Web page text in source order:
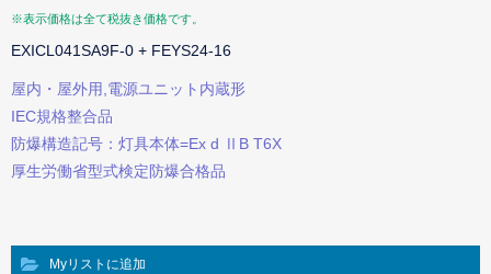
※表示価格は全て税抜き価格です。
EXICL041SA9F-0 + FEYS24-16
屋内・屋外用,電源ユニット内蔵形
IEC規格整合品
防爆構造記号：灯具本体=Ex d ⅡB T6X
厚生労働省型式検定防爆合格品
Myリストに追加